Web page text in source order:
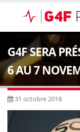
G4F SERA
6 AU 7
31 octobre 2018